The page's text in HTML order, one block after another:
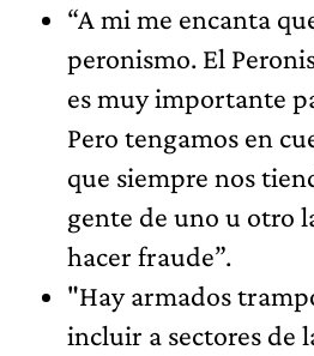
“A mi me encanta
peronismo. El
es muy importante
Pero tengamos en
que siempre nos
gente de uno u otro
hacer fraude”.
"Hay armados
incluir a sectores de